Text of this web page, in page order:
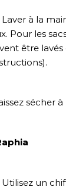
à la
Pour les
être
sécher à
Utilisez un